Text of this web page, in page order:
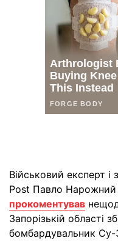
Військовий експерт
Post Павло Нарожний
прокоментував
Запорізькій області
бомбардувальник Су-